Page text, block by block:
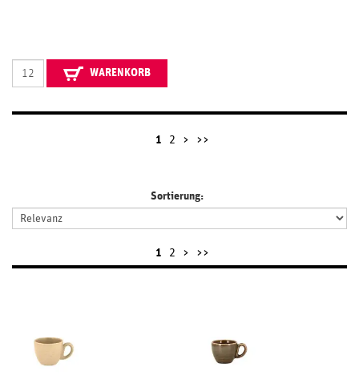
WARENKORB
1 2 > >>
Sortierung:
1 2 > >>